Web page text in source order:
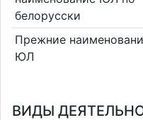
белорусски
Прежние
ЮЛ
ВИДЫ